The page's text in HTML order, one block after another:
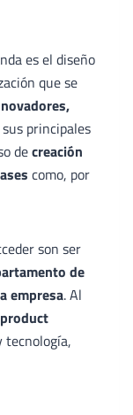
es el diseño
que se
principales
decreación
como, por
son ser
de
empresa. Al
product
tecnología,